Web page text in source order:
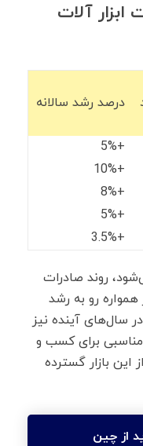
آلات
درصد رشد سالانه
+5%
+10%
+8%
+5%
+3.5%
روند صادرات
رو به رشد
سال‌های آینده نیز
مناسبی برای کسب ‌و
این بازار گسترده
از چین